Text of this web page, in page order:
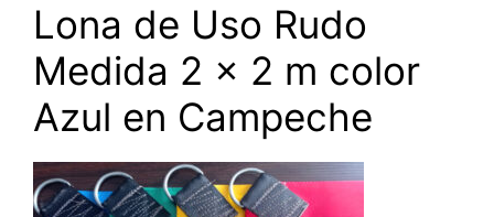
Lona de Uso Rudo
Medida 2 x 2 m color
Azul en Campeche